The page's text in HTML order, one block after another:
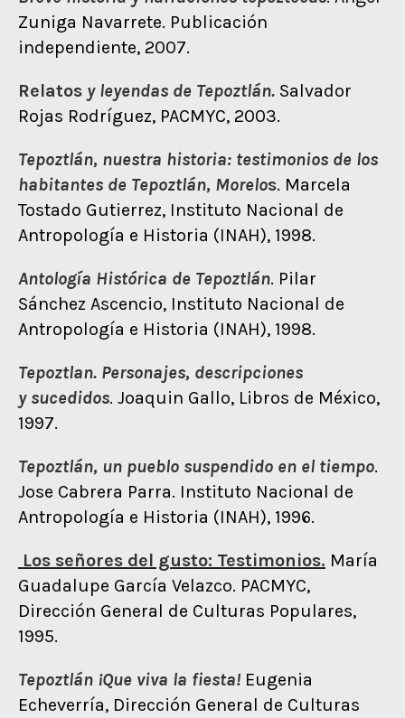
Zuniga Navarrete. Publicación
independiente, 2007.
Relatos y leyendas de Tepoztlán. Salvador
Rojas Rodríguez, PACMYC, 2003.
Tepoztlán, nuestra historia: testimonios de los
habitantes de Tepoztlán, Morelos. Marcela
Tostado Gutierrez, Instituto Nacional de
Antropología e Historia (INAH), 1998.
Antología Histórica de Tepoztlán. Pilar
Sánchez Ascencio, Instituto Nacional de
Antropología e Historia (INAH), 1998.
Tepoztlan. Personajes, descripciones
y sucedidos. Joaquin Gallo, Libros de México,
1997.
Tepoztlán, un pueblo suspendido en el tiempo.
Jose Cabrera Parra. Instituto Nacional de
Antropología e Historia (INAH), 1996.
Los señores del gusto: Testimonios. María
Guadalupe García Velazco. PACMYC,
Dirección General de Culturas Populares,
1995.
Tepoztlán ¡Que viva la fiesta! Eugenia
Echeverría, Dirección General de Culturas